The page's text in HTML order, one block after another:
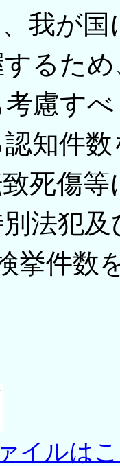
我が国
るた
慮す
知件
死傷
法犯
挙件数
イルは